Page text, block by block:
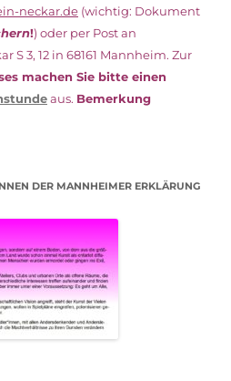
neckar.de (wichtig: Dokument
!) oder per Post an
S 3, 12 in 68161 Mannheim. Zur
machen Sie bitte einen
aus. Bemerkung
DER MANNHEIMER ERKLÄRUNG